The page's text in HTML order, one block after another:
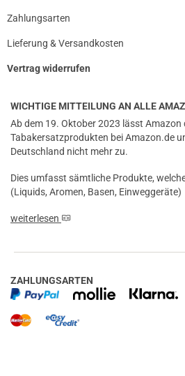
Zahlungsarten
Lieferung & Versandkosten
Vertrag widerrufen
WICHTIGE MITTEILUNG AN ALLE
Ab dem 19. Oktober 2023 lässt Amazon
Tabakersatzprodukten bei Amazon.de
Deutschland nicht mehr zu.
Dies umfasst sämtliche Produkte,
(Liquids, Aromen, Basen, Einweggeräte)
weiterlesen
ZAHLUNGSARTEN